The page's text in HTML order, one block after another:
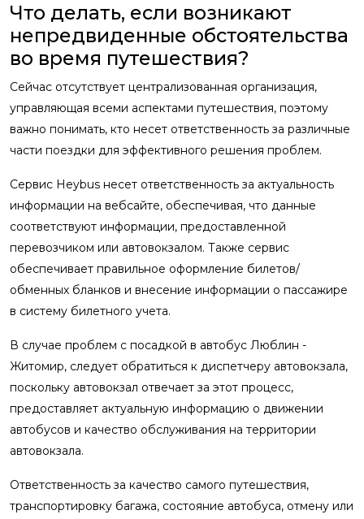
Что делать, если возникают
непредвиденные обстоятельства
во время путешествия?
Сейчас отсутствует централизованная организация,
управляющая всеми аспектами путешествия, поэтому
важно понимать, кто несет ответственность за различные
части поездки для эффективного решения проблем.
Сервис Heybus несет ответственность за актуальность
информации на вебсайте, обеспечивая, что данные
соответствуют информации, предоставленной
перевозчиком или автовокзалом. Также сервис
обеспечивает правильное оформление билетов/
обменных бланков и внесение информации о пассажире
в систему билетного учета.
В случае проблем с посадкой в автобус Люблин -
Житомир, следует обратиться к диспетчеру автовокзала,
поскольку автовокзал отвечает за этот процесс,
предоставляет актуальную информацию о движении
автобусов и качество обслуживания на территории
автовокзала.
Ответственность за качество самого путешествия,
транспортировку багажа, состояние автобуса, отмену или